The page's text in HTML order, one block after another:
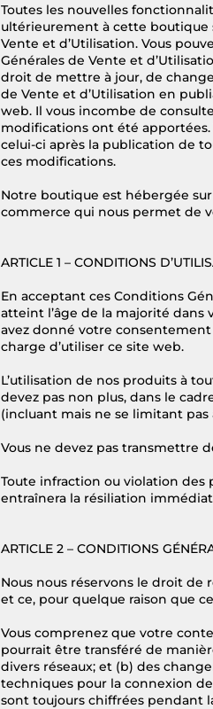
Toutes les nouvelles
ultérieurement à cette boutique
Vente et d’Utilisation. Vous
Générales de Vente et
droit de mettre à jour, de
de Vente et d’Utilisation en
web. Il vous incombe de
modifications ont été
celui-ci après la publication de
ces modifications.
Notre boutique est hébergée
commerce qui nous permet de
ARTICLE 1 – CONDITIONS
En acceptant ces Conditions
atteint l’âge de la majorité dans
avez donné votre
charge d’utiliser ce site web.
L’utilisation de nos produits à
devez pas non plus, dans le
(incluant mais ne se limitant pas
Vous ne devez pas transmettre
Toute infraction ou violation des
entraînera la résiliation
ARTICLE 2 – CONDITIONS
Nous nous réservons le droit de
et ce, pour quelque raison que
Vous comprenez que votre
pourrait être transféré de
divers réseaux; et (b) des
techniques pour la connexion
sont toujours chiffrées pendant